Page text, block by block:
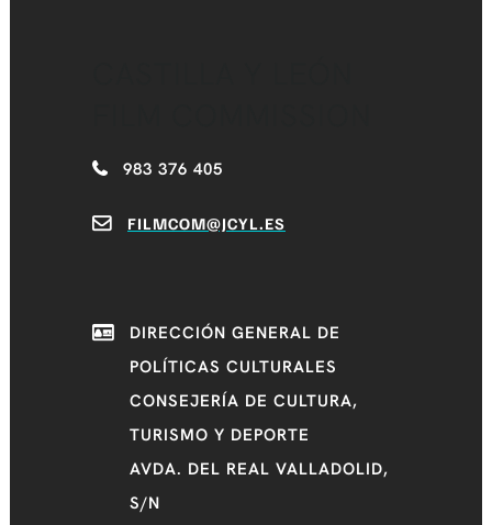
983 376 405
FILMCOM@JCYL.ES
DIRECCIÓN GENERAL DE
POLÍTICAS CULTURALES
CONSEJERÍA DE CULTURA,
TURISMO Y DEPORTE
AVDA. DEL REAL VALLADOLID,
S/N